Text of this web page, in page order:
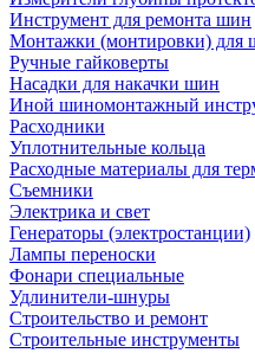
Инструмент для ремонта шин
Монтажки (монтировки) для
Ручные гайковерты
Насадки для накачки шин
Иной шиномонтажный
Расходники
Уплотнительные кольца
Расходные материалы для
Съемники
Электрика и свет
Генераторы (электростанции)
Лампы переноски
Фонари специальные
Удлинители-шнуры
Строительство и ремонт
Строительные инструменты